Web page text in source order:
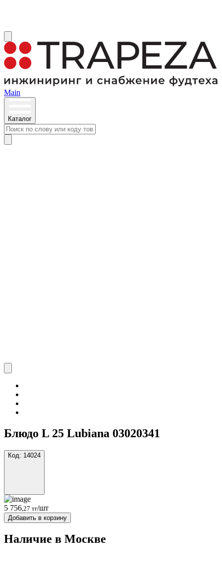
Main
Каталог
Блюдо L 25 Lubiana 03020341
Код: 14024
5 756 ,27 тг/шт
Добавить в корзину
Наличие в Москвe